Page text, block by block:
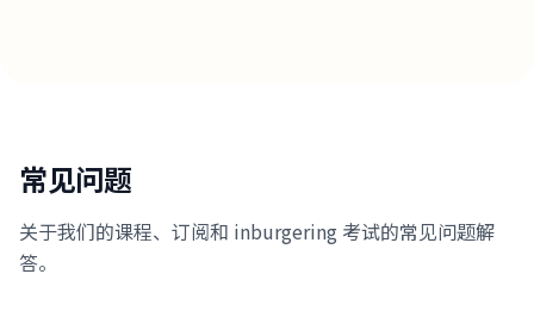
常见问题
关于我们的课程、订阅和 inburgering 考试的常见问题解
答。